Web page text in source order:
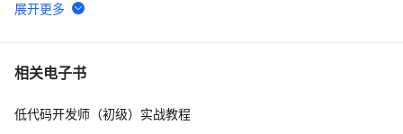
6 WebAssembly 在 MOSN 中的实践 - 基础框架篇
7 userdel使用说明
8 自己看系统的“系统还原”
相关电子书
低代码开发师（初级）实战教程